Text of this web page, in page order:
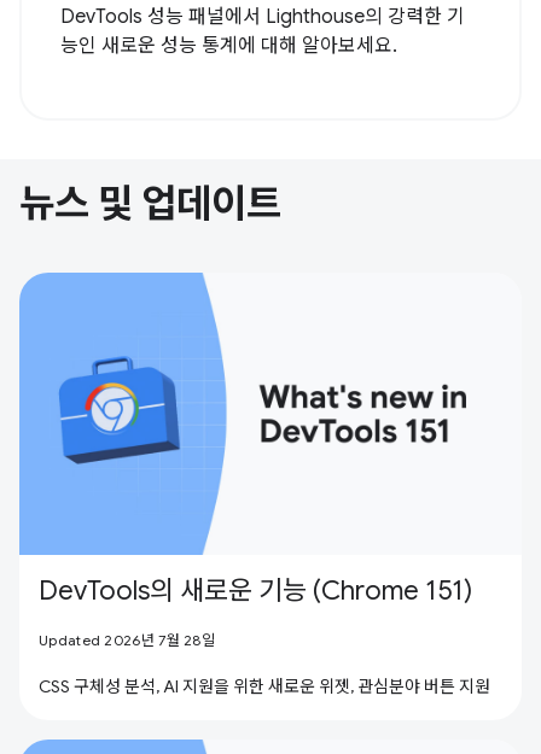
DevTools 성능 패널에서 Lighthouse의 강력한 기
능인 새로운 성능 통계에 대해 알아보세요.
뉴스 및 업데이트
DevTools의 새로운 기능 (Chrome 151)
Updated 2026년 7월 28일
CSS 구체성 분석, AI 지원을 위한 새로운 위젯, 관심분야 버튼 지원